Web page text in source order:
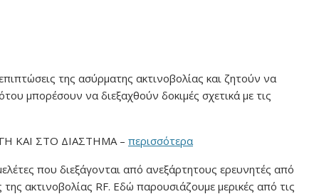
της ασύρματης ακτινοβολίας και ζητούν να
μπορέσουν να διεξαχθούν δοκιμές σχετικά με τις
ΚΑΙ ΣΤΟ ΔΙΑΣΤΗΜΑ – περισσότερα
που διεξάγονται από ανεξάρτητους ερευνητές από
της ακτινοβολίας RF. Εδώ παρουσιάζουμε μερικές από τις
στην
Read More